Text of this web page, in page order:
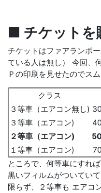
■ チケットを
チケットはファアランポ
ている人は無し） 今回、
Ｐの印刷を見せたのでス
クラス
３等車（エアコン無し)
３等車（エアコン)
２等車（エアコン)
１等車（エアコン)
ところで、何等車にすれ
黒いフィルムがついてい
限らず、２等車も エアコ